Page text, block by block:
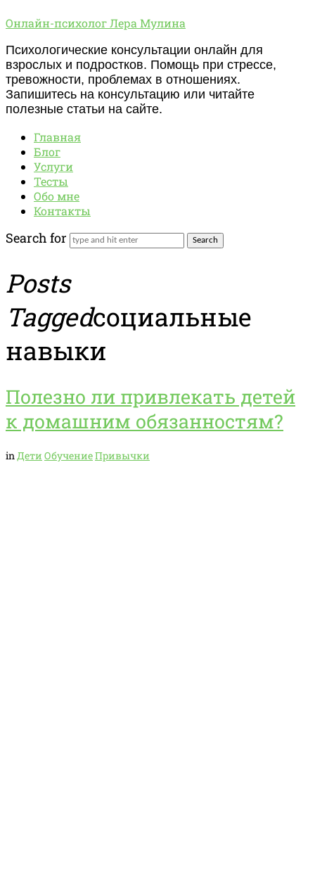
Онлайн-
Лера
Мулина
Онлайн-психолог Лера Мулина
Психологические консультации онлайн для
взрослых и подростков. Помощь при стрессе,
тревожности, проблемах в отношениях.
Запишитесь на консультацию или читайте
полезные статьи на сайте.
Главная
Блог
Услуги
Тесты
Обо мне
Контакты
Search for
Posts
Taggedсоциальные
навыки
Полезно ли привлекать детей
к домашним обязанностям?
inДети ОбучениеПривычки